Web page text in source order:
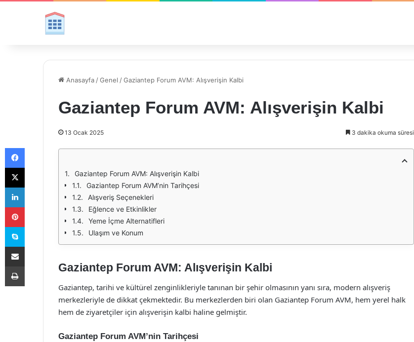
Anasayfa /Genel /Gaziantep Forum AVM: Alışverişin Kalbi
Gaziantep Forum AVM: Alışverişin Kalbi
13 Ocak 2025 3 dakika okuma süresi
Gaziantep Forum AVM: Alışverişin Kalbi
Gaziantep Forum AVM’nin Tarihçesi
Alışveriş Seçenekleri
Eğlence ve Etkinlikler
Yeme İçme Alternatifleri
Ulaşım ve Konum
Gaziantep Forum AVM: Alışverişin Kalbi
Gaziantep, tarihi ve kültürel zenginlikleriyle tanınan bir şehir olmasının yanı sıra, modern alışveriş
merkezleriyle de dikkat çekmektedir. Bu merkezlerden biri olan Gaziantep Forum AVM, hem yerel halk
hem de ziyaretçiler için alışverişin kalbi haline gelmiştir.
Gaziantep Forum AVM’nin Tarihçesi
Facebook
X
LinkedIn
Pinterest
Skype
E-Posta ile paylaş